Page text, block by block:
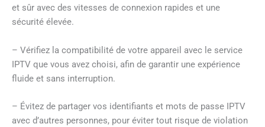
et sûr avec des vitesses de connexion rapides et une
sécurité élevée.
– Vérifiez la compatibilité de votre appareil avec le service
IPTV que vous avez choisi, afin de garantir une expérience
fluide et sans interruption.
– Évitez de partager vos identifiants et mots de passe IPTV
avec d’autres personnes, pour éviter tout risque de violation